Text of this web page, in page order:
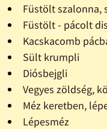
Füstölt szalonna,
Füstölt - pácolt
Kacskacomb
Sült krumpli
Diósbejgli
Vegyes zöldség,
Méz keretben,
Lépesméz